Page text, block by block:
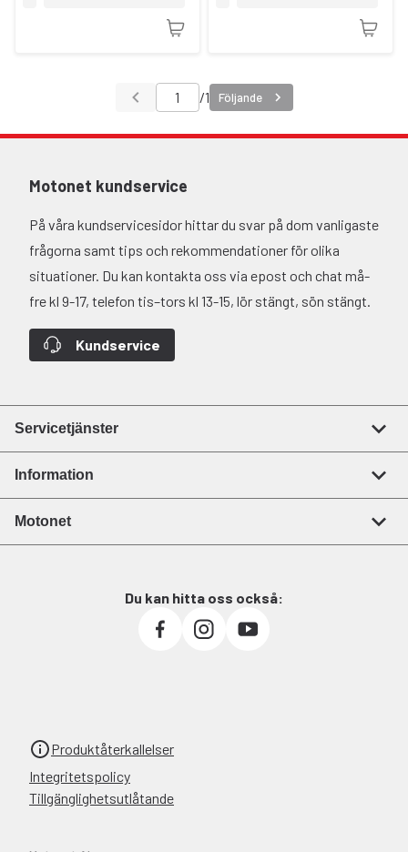
/1 Följande
Motonet kundservice
På våra kundservicesidor hittar du svar på dom vanligaste
frågorna samt tips och rekommendationer för olika
situationer. Du kan kontakta oss via epost och chat må-
fre kl 9-17, telefon tis–tors kl 13-15, lör stängt, sön stängt.
Kundservice
Servicetjänster
Information
Motonet
Du kan hitta oss också:
Produktåterkallelser
Integritetspolicy
Tillgänglighetsutlåtande